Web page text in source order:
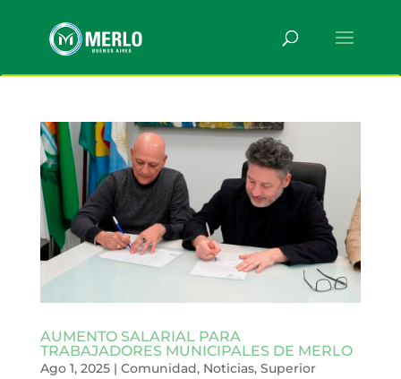
AUMENTO SALARIAL PARA
TRABAJADORES MUNICIPALES DE MERLO
Ago 1, 2025| Comunidad, Noticias, Superior